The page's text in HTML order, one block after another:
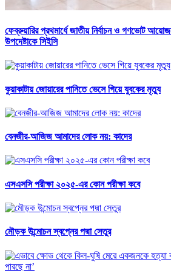
ফেব্রুয়ারির প্রথমার্ধে জাতীয় নির্বাচন ও গণভোট
উপদেষ্টাকে সিইসি
কুয়াকাটায় জোয়ারের পানিতে ভেসে গিয়ে যুবকের মৃত্যু
বেনজীর-আজিজ আমাদের লোক নয়: কাদের
এসএসসি পরীক্ষা ২০২৫-এর কোন পরীক্ষা কবে
মৌড়ক উন্মোচন স্বপ্নের পদ্মা সেতুর